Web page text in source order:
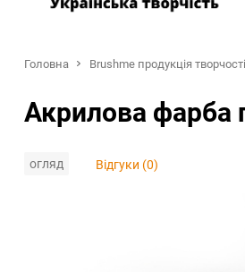
Головна Brushme продукція творчості
Акрилова фарба
огляд Відгуки (0)